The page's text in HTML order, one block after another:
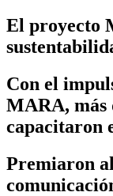
El proyecto
Con el
MARA, más
capacitaron
Premiaron